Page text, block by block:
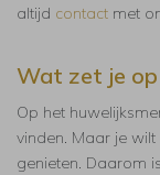
altijd contact met
Wat zet je
Op het
vinden. Maar je
genieten. Daarom